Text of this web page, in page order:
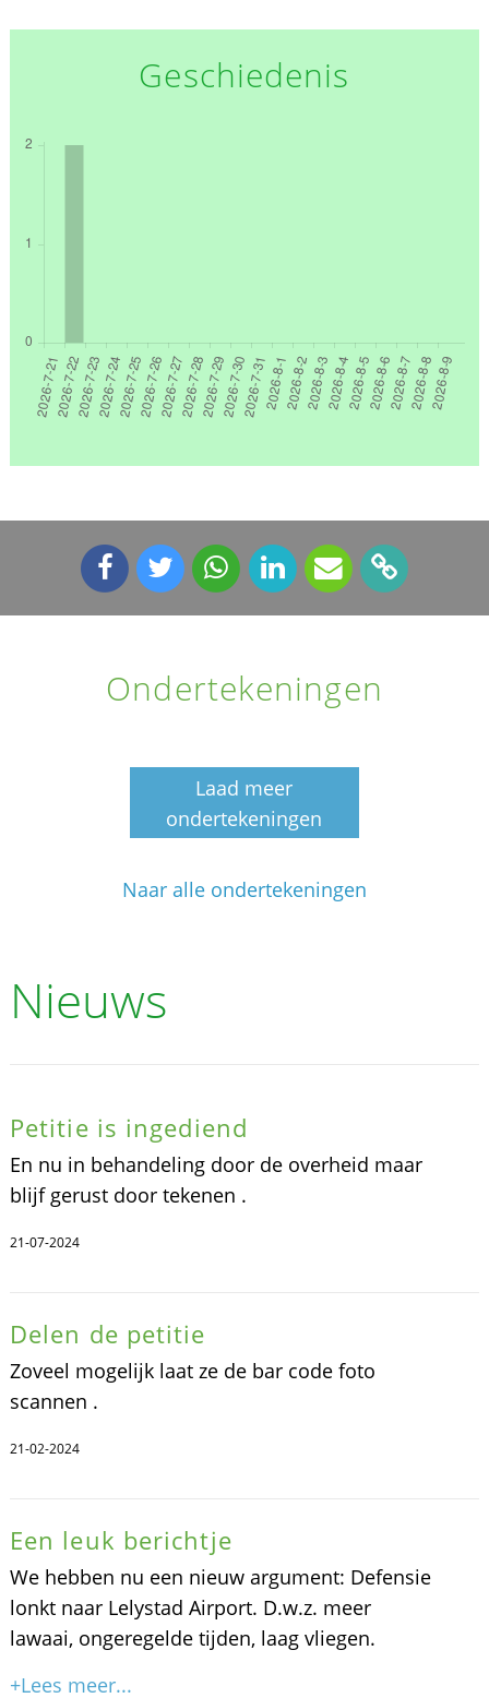
Geschiedenis
Ondertekeningen
Laad meer
ondertekeningen
Naar alle ondertekeningen
Nieuws
Petitie is ingediend
En nu in behandeling door de overheid maar
blijf gerust door tekenen .
21-07-2024
Delen de petitie
Zoveel mogelijk laat ze de bar code foto
scannen .
21-02-2024
Een leuk berichtje
We hebben nu een nieuw argument: Defensie
lonkt naar Lelystad Airport. D.w.z. meer
lawaai, ongeregelde tijden, laag vliegen.
+Lees meer...